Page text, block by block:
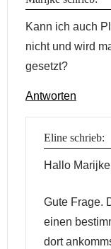
Kann ich auch
nicht und wird
gesetzt?
Antworten
Eline schrieb:
Hallo
Gute Frage.
einen
dort